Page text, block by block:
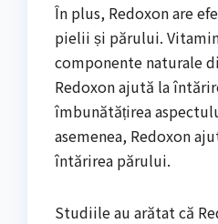
În plus, Redoxon are
pielii și părului.
componente naturale
Redoxon ajută la
îmbunătățirea
asemenea, Redoxon
întărirea părului.
Studiile au arătat că